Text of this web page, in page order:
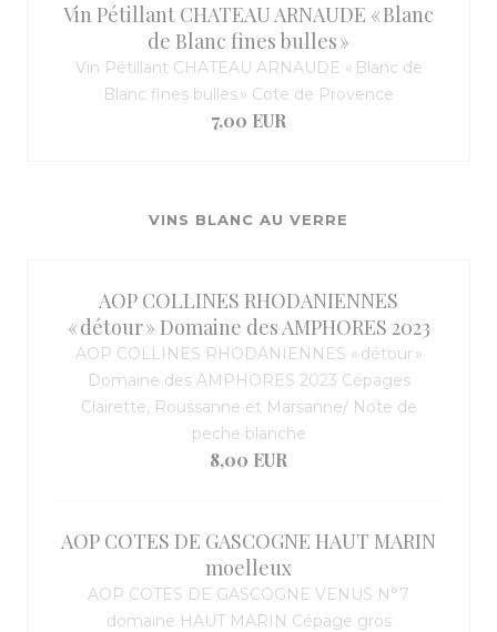
Vin Pétillant CHATEAU ARNAUDE « Blanc
de Blanc fines bulles »
Vin Pétillant CHATEAU ARNAUDE « Blanc de
Blanc fines bulles » Cote de Provence
7,00 EUR
VINS BLANC AU VERRE
AOP COLLINES RHODANIENNES
« détour » Domaine des AMPHORES 2023
AOP COLLINES RHODANIENNES « détour »
Domaine des AMPHORES 2023 Cépages
Clairette, Roussanne et Marsanne/ Note de
peche blanche
8,00 EUR
AOP COTES DE GASCOGNE HAUT MARIN
moelleux
AOP COTES DE GASCOGNE VENUS N°7
domaine HAUT MARIN Cépage gros